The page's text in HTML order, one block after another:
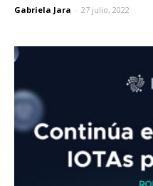
Gabriela Jara - 27 julio, 2022